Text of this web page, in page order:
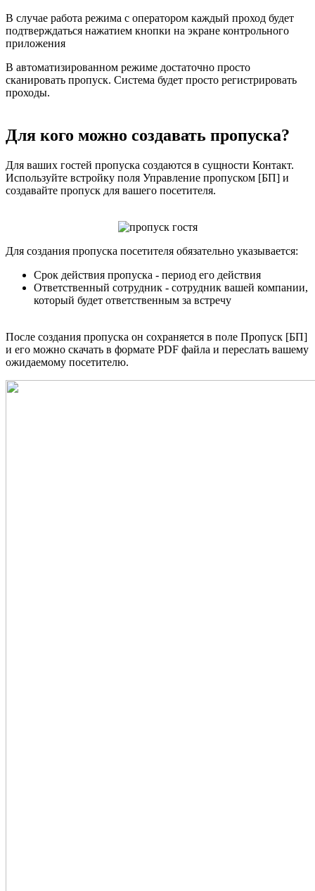
В случае работа режима с оператором каждый проход будет
подтверждаться нажатием кнопки на экране контрольного
приложения
В автоматизированном режиме достаточно просто
сканировать пропуск. Система будет просто регистрировать
проходы.
Для кого можно создавать пропуска?
Для ваших гостей пропуска создаются в сущности Контакт.
Используйте встройку поля Управление пропуском [БП] и
создавайте пропуск для вашего посетителя.
Для создания пропуска посетителя обязательно указывается:
Срок действия пропуска - период его действия
Ответственный сотрудник - сотрудник вашей компании,
который будет ответственным за встречу
После создания пропуска он сохраняется в поле Пропуск [БП]
и его можно скачать в формате PDF файла и переслать вашему
ожидаемому посетителю.